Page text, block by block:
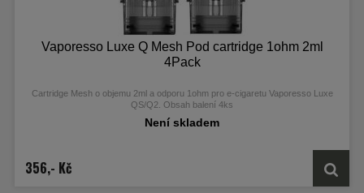
Vaporesso Luxe Q Mesh Pod cartridge 1ohm 2ml
4Pack
Cartridge Mesh o objemu 2ml a odporu 1ohm pro e-cigaretu Vaporesso Luxe
QS/Q2. Obsah balení 4ks
Není skladem
356,- Kč